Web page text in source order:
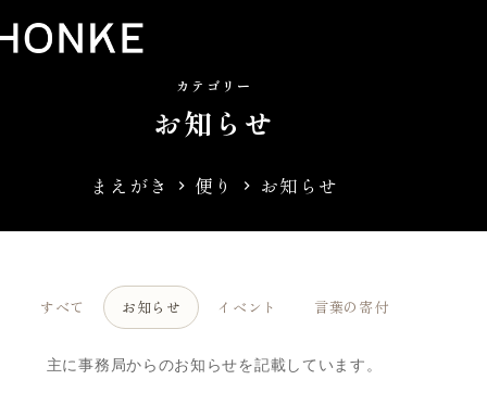
コ
ン
ス
カテゴリー
お知らせ
まえがき 便り お知らせ
すべて お知らせ イベント 言葉の寄付
主に事務局からのお知らせを記載しています。